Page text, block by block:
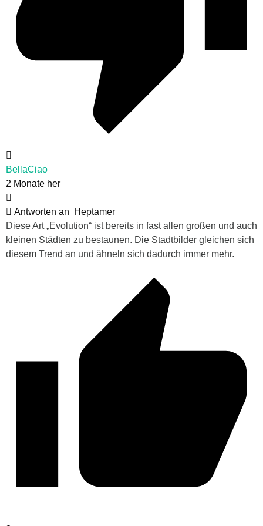
BellaCiao
2 Monate her
Antworten an
Heptamer
Diese Art „Evolution“ ist bereits in fast allen großen und auch
kleinen Städten zu bestaunen. Die Stadtbilder gleichen sich
diesem Trend an und ähneln sich dadurch immer mehr.